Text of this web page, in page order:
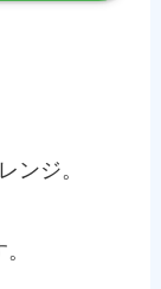
ンジ。